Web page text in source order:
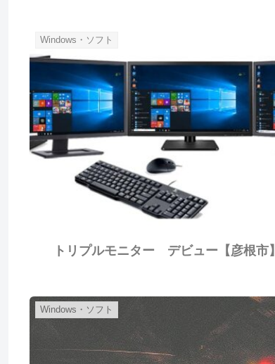
Windows・ソフト
トリプルモニター デビュー【彦根市】
Windows・ソフト